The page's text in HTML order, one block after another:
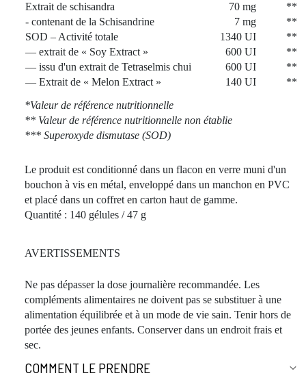
Extrait de schisandra
70 mg
**
- contenant de la Schisandrine
7 mg
**
SOD – Activité totale
1340 UI
**
— extrait de « Soy Extract »
600 UI
**
— issu d'un extrait de Tetraselmis chui
600 UI
**
— Extrait de « Melon Extract »
140 UI
**
*Valeur de référence nutritionnelle
** Valeur de référence nutritionnelle non établie
*** Superoxyde dismutase (SOD)
Le produit est conditionné dans un flacon en verre muni d'un
bouchon à vis en métal, enveloppé dans un manchon en PVC
et placé dans un coffret en carton haut de gamme.
Quantité : 140 gélules / 47 g
AVERTISSEMENTS
Ne pas dépasser la dose journalière recommandée. Les
compléments alimentaires ne doivent pas se substituer à une
alimentation équilibrée et à un mode de vie sain. Tenir hors de
portée des jeunes enfants. Conserver dans un endroit frais et
sec.
COMMENT LE PRENDRE